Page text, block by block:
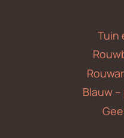
Tuin
Blauw